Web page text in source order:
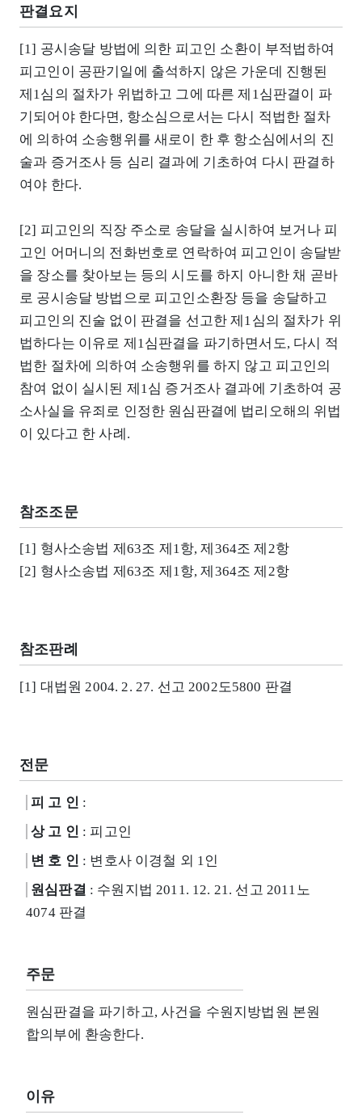
판결요지
[1] 공시송달 방법에 의한 피고인 소환이 부적법하여
피고인이 공판기일에 출석하지 않은 가운데 진행된
제1심의 절차가 위법하고 그에 따른 제1심판결이 파
기되어야 한다면, 항소심으로서는 다시 적법한 절차
에 의하여 소송행위를 새로이 한 후 항소심에서의 진
술과 증거조사 등 심리 결과에 기초하여 다시 판결하
여야 한다.
[2] 피고인의 직장 주소로 송달을 실시하여 보거나 피
고인 어머니의 전화번호로 연락하여 피고인이 송달받
을 장소를 찾아보는 등의 시도를 하지 아니한 채 곧바
로 공시송달 방법으로 피고인소환장 등을 송달하고
피고인의 진술 없이 판결을 선고한 제1심의 절차가 위
법하다는 이유로 제1심판결을 파기하면서도, 다시 적
법한 절차에 의하여 소송행위를 하지 않고 피고인의
참여 없이 실시된 제1심 증거조사 결과에 기초하여 공
소사실을 유죄로 인정한 원심판결에 법리오해의 위법
이 있다고 한 사례.
참조조문
[1] 형사소송법 제63조 제1항, 제364조 제2항
[2] 형사소송법 제63조 제1항, 제364조 제2항
참조판례
[1] 대법원 2004. 2. 27. 선고 2002도5800 판결
전문
피 고 인 :
상 고 인 : 피고인
변 호 인 : 변호사 이경철 외 1인
원심판결 : 수원지법 2011. 12. 21. 선고 2011노
4074 판결
주문
원심판결을 파기하고, 사건을 수원지방법원 본원
합의부에 환송한다.
이유